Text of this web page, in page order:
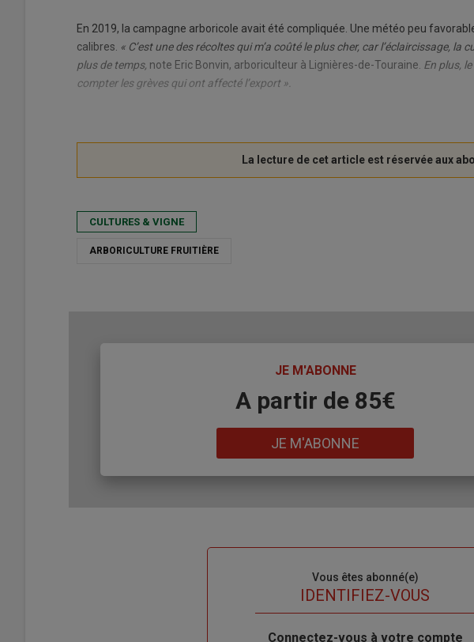
En 2019, la campagne arboricole avait été compliquée. Une météo peu
calibres. « C’est une des récoltes qui m’a coûté le plus cher, car l’éclaircissage, la
plus de temps, note Eric Bonvin, arboriculteur à Lignières-de-Touraine. En plus,
compter les grèves qui ont affecté l’export ».
CULTURES & VIGNE
ARBORICULTURE FRUITIÈRE
JE M'ABONNE
A partir de 85€
JE M'ABONNE
Vous êtes abonné(e)
IDENTIFIEZ-VOUS
Body
Connectez-vous à votre compte